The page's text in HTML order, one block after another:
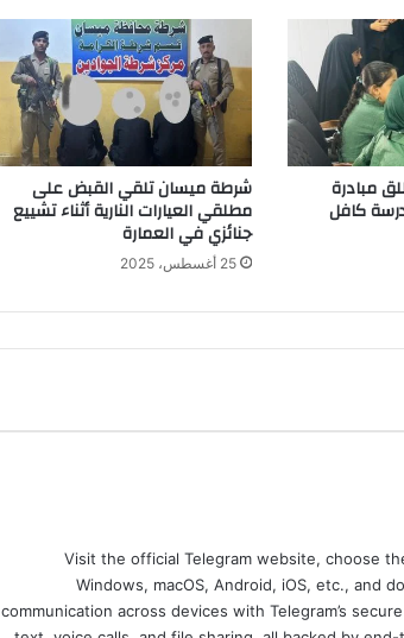
مبادرة
كافل
شرطة ميسان تلقي القبض على
مطلقي العيارات النارية أثناء تشييع
جنائزي في العمارة
25 أغسطس، 2025
Visit the official Telegram website, choose
Windows, macOS, Android, iOS, etc., and
communication across devices with Telegram’s